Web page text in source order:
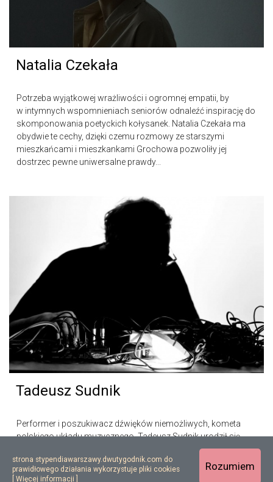
Natalia Czekała
Potrzeba wyjątkowej wrażliwości i ogromnej empatii, by
w intymnych wspomnieniach seniorów odnaleźć inspirację do
skomponowania poetyckich kołysanek. Natalia Czekała ma
obydwie te cechy, dzięki czemu rozmowy ze starszymi
mieszkańcami i mieszkankami Grochowa pozwoliły jej
dostrzec pewne uniwersalne prawdy...
Tadeusz Sudnik
Performer i poszukiwacz dźwięków niemożliwych, kometa
polskiego układu muzycznego. Tadeusz Sudnik urodził się
w 1955 roku w Warszawie i ukończył studia z reżyserii dźwięku
na Akademii Muzycznej…
strona stypendiawarszawy.dwutygodnik.com do
prawidłowego działania wykorzystuje pliki cookies
Więcej informacji
Rozumiem